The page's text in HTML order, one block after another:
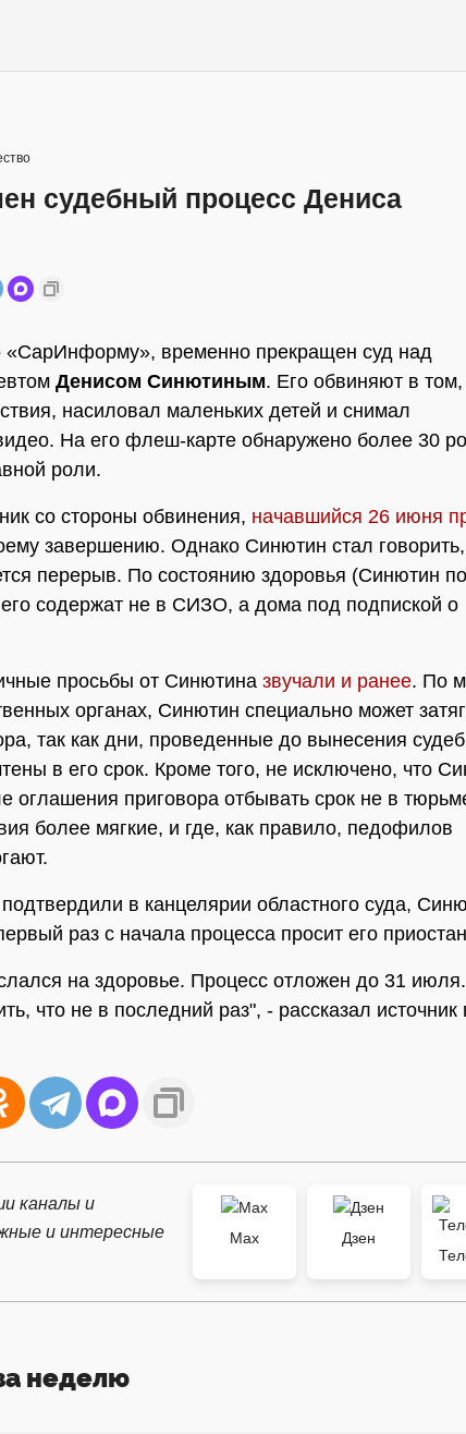
судебный процесс Дениса
«СарИнформу», временно прекращен суд над
Денисом Синютиным. Его обвиняют в том,
насиловал маленьких детей и снимал
На его флеш-карте обнаружено более 30
роли.
со стороны обвинения, начавшийся 26 июня
завершению. Однако Синютин стал говорить,
перерыв. По состоянию здоровья (Синютин
его содержат не в СИЗО, а дома под подпиской о
просьбы от Синютина звучали и ранее. По
органах, Синютин специально может
так как дни, проведенные до вынесения
в его срок. Кроме того, не исключено, что
оглашения приговора отбывать срок не в
более мягкие, и где, как правило, педофилов
в канцелярии областного суда,
раз с начала процесса просит его
на здоровье. Процесс отложен до 31 июля.
что не в последний раз", - рассказал источник
каналы и
и интересные
Max
Дзен
неделю